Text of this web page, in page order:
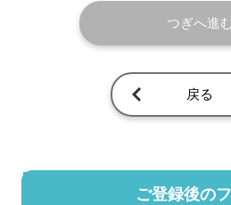
つぎへ進
戻る
ご登録後の